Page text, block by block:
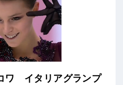
ワ イタリアグランプ